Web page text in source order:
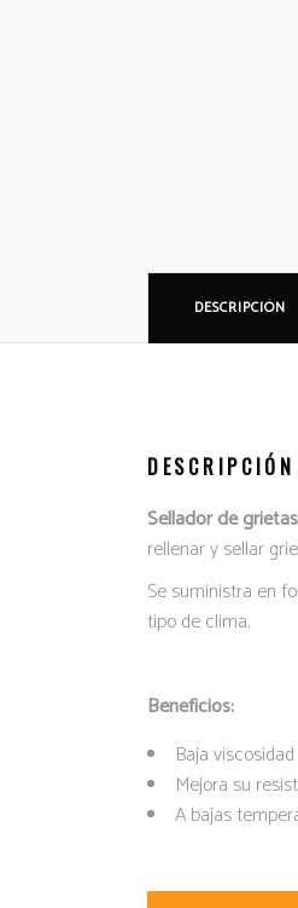
DESCRIPCIÓN
DESCRIPCIÓN
Sellador de grietas
rellenar y sellar
Se suministra en
tipo de clima.
Beneficios:
Baja
Mejora su
A bajas